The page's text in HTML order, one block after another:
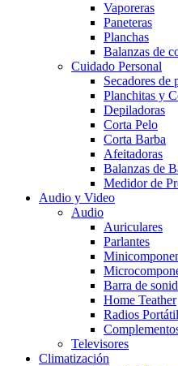
Vaporeras
Paneteras
Planchas
Balanzas de
Cuidado Personal
Secadores de
Planchitas y
Depiladoras
Corta Pelo
Corta Barba
Afeitadoras
Balanzas de
Medidor de
Audio y Video
Audio
Auriculares
Parlantes
Barra de
Home Teather
Radios
Televisores
Climatización